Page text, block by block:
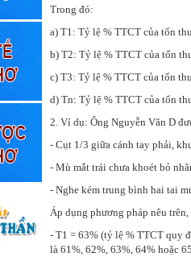
Trong đó:
a) T1: Tỷ lệ % TTCT của tổn
b) T2: Tỷ lệ % TTCT của tổn
c) T3: Tỷ lệ % TTCT của tổn
d) Tn: Tỷ lệ % TTCT của tổn
2. Ví dụ: Ông Nguyễn Văn D
- Cụt 1/3 giữa cánh tay phải,
- Mù mắt trái chưa khoét bỏ
- Nghe kém trung bình hai tai
Áp dụng phương pháp nêu
- T1 = 63% (tỷ lệ % TTCT quy
là 61%, 62%, 63%, 64% hoặc